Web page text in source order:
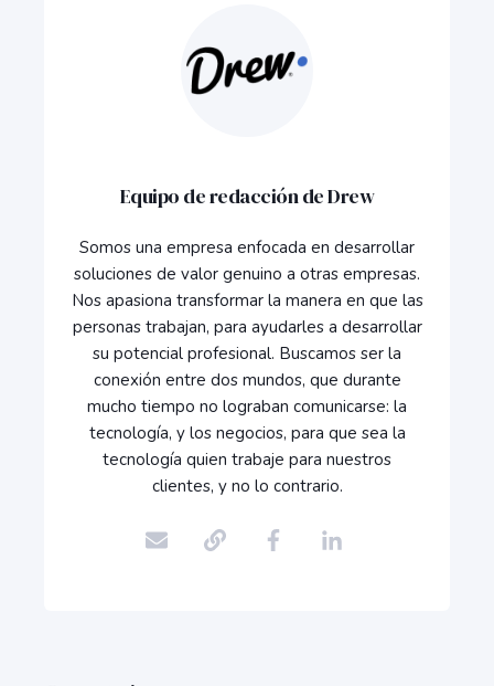
Equipo de redacción de Drew
Somos una empresa enfocada en desarrollar
soluciones de valor genuino a otras empresas.
Nos apasiona transformar la manera en que las
personas trabajan, para ayudarles a desarrollar
su potencial profesional. Buscamos ser la
conexión entre dos mundos, que durante
mucho tiempo no lograban comunicarse: la
tecnología, y los negocios, para que sea la
tecnología quien trabaje para nuestros
clientes, y no lo contrario.